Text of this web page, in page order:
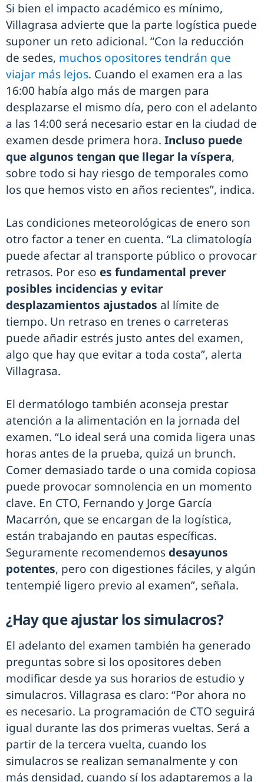
Si bien el impacto académico es mínimo,
Villagrasa advierte que la parte logística puede
suponer un reto adicional. “Con la reducción
de sedes, muchos opositores tendrán que
viajar más lejos. Cuando el examen era a las
16:00 había algo más de margen para
desplazarse el mismo día, pero con el adelanto
a las 14:00 será necesario estar en la ciudad de
examen desde primera hora. Incluso puede
que algunos tengan que llegar la víspera,
sobre todo si hay riesgo de temporales como
los que hemos visto en años recientes”, indica.
Las condiciones meteorológicas de enero son
otro factor a tener en cuenta. “La climatología
puede afectar al transporte público o provocar
retrasos. Por eso es fundamental prever
posibles incidencias y evitar
desplazamientos ajustados al límite de
tiempo. Un retraso en trenes o carreteras
puede añadir estrés justo antes del examen,
algo que hay que evitar a toda costa”, alerta
Villagrasa.
El dermatólogo también aconseja prestar
atención a la alimentación en la jornada del
examen. “Lo ideal será una comida ligera unas
horas antes de la prueba, quizá un brunch.
Comer demasiado tarde o una comida copiosa
puede provocar somnolencia en un momento
clave. En CTO, Fernando y Jorge García
Macarrón, que se encargan de la logística,
están trabajando en pautas específicas.
Seguramente recomendemos desayunos
potentes, pero con digestiones fáciles, y algún
tentempié ligero previo al examen”, señala.
¿Hay que ajustar los simulacros?
El adelanto del examen también ha generado
preguntas sobre si los opositores deben
modificar desde ya sus horarios de estudio y
simulacros. Villagrasa es claro: “Por ahora no
es necesario. La programación de CTO seguirá
igual durante las dos primeras vueltas. Será a
partir de la tercera vuelta, cuando los
simulacros se realizan semanalmente y con
más densidad, cuando sí los adaptaremos a la